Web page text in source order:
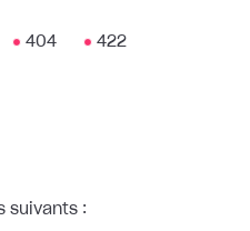
404 422
suivants :